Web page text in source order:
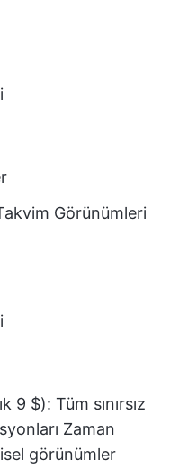
Görünümleri
9 $): Tüm sınırsız
Zaman
görünümler